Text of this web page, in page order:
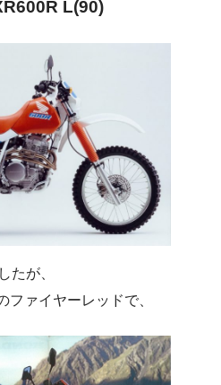
L(90)
たが、
ファイヤーレッドで、